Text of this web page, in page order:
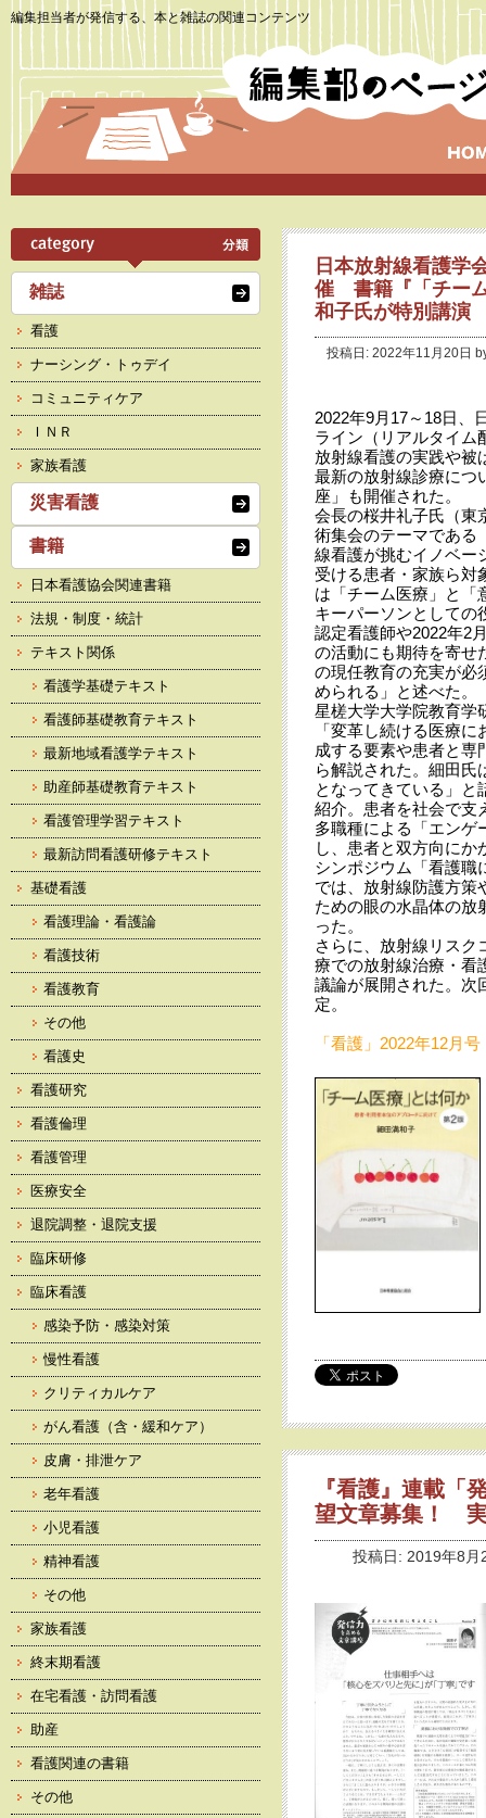
編集担当者が発信する、本と雑誌の関連コンテンツ
日本放射線看護学
催 書籍『「チー
和子氏が特別講演
投稿日: 2022年11月20日
2022年9月17～18日、
ライン（リアルタイム
放射線看護の実践や被
最新の放射線診療につ
座」も開催された。
会長の桜井礼子氏（東
術集会のテーマである
線看護が挑むイノベー
受ける患者・家族ら対
は「チーム医療」と「
キーパーソンとしての
認定看護師や2022年2
の活動にも期待を寄せ
の現任教育の充実が必
められる」と述べた。
星槎大学大学院教育学
「変革し続ける医療
成する要素や患者と専
ら解説された。細田氏
となってきている」と
紹介。患者を社会で支
多職種による「エンゲ
し、患者と双方向に
シンポジウム「看護職
では、放射線防護方策
ための眼の水晶体の放
った。
さらに、放射線リスク
療での放射線治療・看
議論が展開された。次
定。
「看護」2022年12月
『看護』連載「
望文章募集！
投稿日: 2019年8
雑誌
看護
ナーシング・トゥデイ
コミュニティケア
ＩＮＲ
家族看護
災害看護
書籍
日本看護協会関連書籍
法規・制度・統計
テキスト関係
看護学基礎テキスト
看護師基礎教育テキスト
最新地域看護学テキスト
助産師基礎教育テキスト
看護管理学習テキスト
最新訪問看護研修テキスト
基礎看護
看護理論・看護論
看護技術
看護教育
その他
看護史
看護研究
看護倫理
看護管理
医療安全
退院調整・退院支援
臨床研修
臨床看護
感染予防・感染対策
慢性看護
クリティカルケア
がん看護（含・緩和ケア）
皮膚・排泄ケア
老年看護
小児看護
精神看護
その他
家族看護
終末期看護
在宅看護・訪問看護
助産
看護関連の書籍
その他